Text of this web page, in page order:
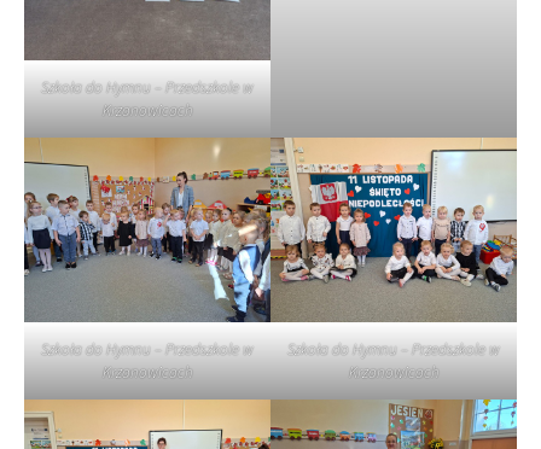
Szkoła do Hymnu – Przedszkole w
Krzanowicach
Szkoła do Hymnu – Przedszkole w
Krzanowicach
Szkoła do Hymnu – Przedszkole w
Krzanowicach